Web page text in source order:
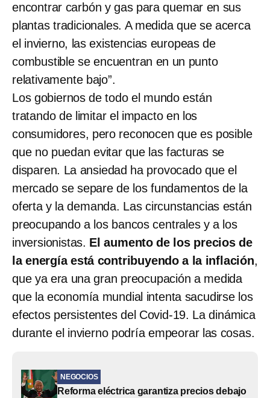
encontrar carbón y gas para quemar en sus
plantas tradicionales. A medida que se acerca
el invierno, las existencias europeas de
combustible se encuentran en un punto
relativamente bajo”.
Los gobiernos de todo el mundo están
tratando de limitar el impacto en los
consumidores, pero reconocen que es posible
que no puedan evitar que las facturas se
disparen. La ansiedad ha provocado que el
mercado se separe de los fundamentos de la
oferta y la demanda. Las circunstancias están
preocupando a los bancos centrales y a los
inversionistas. El aumento de los precios de
la energía está contribuyendo a la inflación,
que ya era una gran preocupación a medida
que la economía mundial intenta sacudirse los
efectos persistentes del Covid-19. La dinámica
durante el invierno podría empeorar las cosas.
NEGOCIOS
Reforma eléctrica garantiza precios debajo